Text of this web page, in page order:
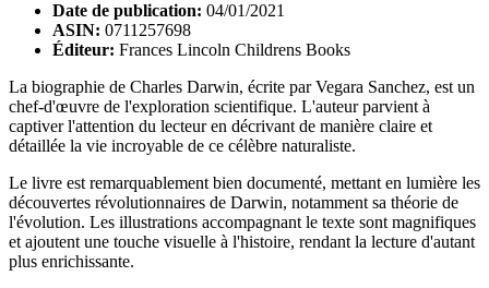
Date de publication: 04/01/2021
ASIN: 0711257698
Éditeur: Frances Lincoln Childrens Books
La biographie de Charles Darwin, écrite par Vegara Sanchez, est un
chef-d'œuvre de l'exploration scientifique. L'auteur parvient à
captiver l'attention du lecteur en décrivant de manière claire et
détaillée la vie incroyable de ce célèbre naturaliste.
Le livre est remarquablement bien documenté, mettant en lumière les
découvertes révolutionnaires de Darwin, notamment sa théorie de
l'évolution. Les illustrations accompagnant le texte sont magnifiques
et ajoutent une touche visuelle à l'histoire, rendant la lecture d'autant
plus enrichissante.